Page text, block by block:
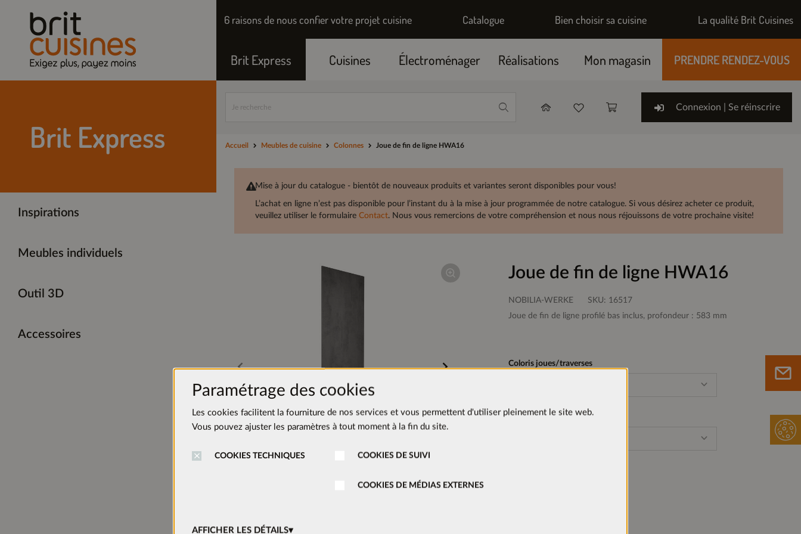
6 raisons de nous confier votre projet cuisine Catalogue Bien choisir sa cuisine La qualité Brit Cuisines
Brit Express Cuisines Électroménager Réalisations Mon magasin PRENDRE RENDEZ-VOUS
Paramétrage des cookies
Les cookies facilitent la fourniture de nos services et vous permettent d'utiliser pleinement le site web.
Vous pouvez ajuster les paramètres à tout moment à la fin du site.
COOKIES TECHNIQUES COOKIES DE SUIVI
COOKIES DE MÉDIAS EXTERNES
AFFICHER LES DÉTAILS
Connexion | Se réinscrire
Brit Express
Inspirations
Meubles individuels
Outil 3D
Accessoires
Accueil Meubles de cuisine Colonnes Joue de fin de ligne HWA16
Mise à jour du catalogue - bientôt de nouveaux produits et variantes seront disponibles pour vous!
L’achat en ligne n’est pas disponible pour l’instant du à la mise à jour programmée de notre catalogue. Si vous désirez acheter ce produit,
veuillez utiliser le formulaire Contact. Nous vous remercions de votre compréhension et nous nous réjouissons de votre prochaine visite!
Joue de fin de ligne HWA16
NOBILIA-WERKE SKU: 16517
Joue de fin de ligne profilé bas inclus, profondeur : 583 mm
Coloris joues/traverses
Coloris de profil